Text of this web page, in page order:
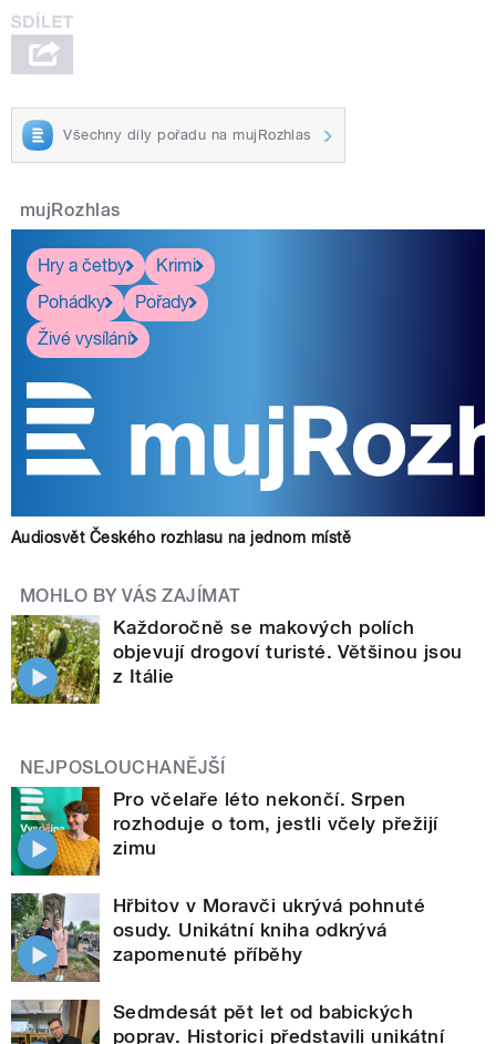
Všechny díly pořadu na mujRozhlas
mujRozhlas
Hry a četby
Krimi
Pohádky
Pořady
Živé vysílání
Audiosvět Českého rozhlasu na jednom místě
MOHLO BY VÁS ZAJÍMAT
Každoročně se makových polích
objevují drogoví turisté. Většinou jsou
z Itálie
NEJPOSLOUCHANĚJŠÍ
Pro včelaře léto nekončí. Srpen
rozhoduje o tom, jestli včely přežijí
zimu
Hřbitov v Moravči ukrývá pohnuté
osudy. Unikátní kniha odkrývá
zapomenuté příběhy
Sedmdesát pět let od babických
poprav. Historici představili unikátní